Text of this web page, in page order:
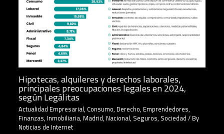
Hipotecas, alquileres y derechos laborales,
principales preocupaciones legales en 2024,
según Legálitas
Actualidad Empresarial, Consumo, Derecho, Emprendedores,
Finanzas, Inmobiliaria, Madrid, Nacional, Seguros, Sociedad/ By
Noticias de Internet